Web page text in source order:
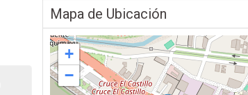
Mapa de Ubicación
+
−